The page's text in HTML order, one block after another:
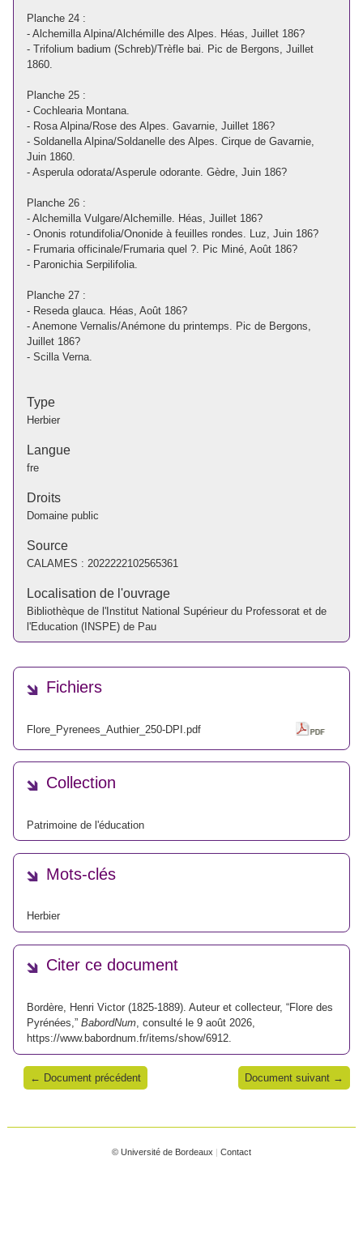
Planche 24 :
- Alchemilla Alpina/Alchémille des Alpes. Héas, Juillet 186?
- Trifolium badium (Schreb)/Trèfle bai. Pic de Bergons, Juillet
1860.
Planche 25 :
- Cochlearia Montana.
- Rosa Alpina/Rose des Alpes. Gavarnie, Juillet 186?
- Soldanella Alpina/Soldanelle des Alpes. Cirque de Gavarnie,
Juin 1860.
- Asperula odorata/Asperule odorante. Gèdre, Juin 186?
Planche 26 :
- Alchemilla Vulgare/Alchemille. Héas, Juillet 186?
- Ononis rotundifolia/Ononide à feuilles rondes. Luz, Juin 186?
- Frumaria officinale/Frumaria quel ?. Pic Miné, Août 186?
- Paronichia Serpilifolia.
Planche 27 :
- Reseda glauca. Héas, Août 186?
- Anemone Vernalis/Anémone du printemps. Pic de Bergons,
Juillet 186?
- Scilla Verna.
Type
Herbier
Langue
fre
Droits
Domaine public
Source
CALAMES : 2022222102565361
Localisation de l'ouvrage
Bibliothèque de l'Institut National Supérieur du Professorat et de
l'Education (INSPE) de Pau
Fichiers
Flore_Pyrenees_Authier_250-DPI.pdf
Collection
Patrimoine de l'éducation
Mots-clés
Herbier
Citer ce document
Bordère, Henri Victor (1825-1889). Auteur et collecteur, “Flore des
Pyrénées,” BabordNum , consulté le 9 août 2026,
https://www.babordnum.fr/items/show/6912
← Document précédent Document suivant →
© Université de Bordeaux | Contact